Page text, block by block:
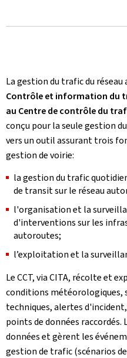
La gestion du trafic du
Contrôle et information du
au Centre de contrôle du
conçu pour la seule gestion
vers un outil assurant trois
gestion de voirie:
la gestion du trafic
de transit sur le réseau
l'organisation et la
d'interventions sur les
autoroutes;
l’exploitation et la
Le CCT, via CITA, récolte et
conditions météorologiques,
techniques, alertes
points de données raccordés.
données et gèrent les
gestion de trafic (scénarios